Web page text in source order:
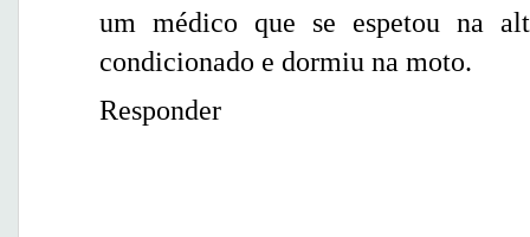
um médico que se espetou na
condicionado e dormiu na moto.
Responder